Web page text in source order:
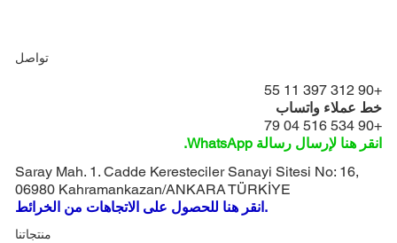
تواصل
+90 312 397 11 55
خط عملاء واتساب
+90 534 516 04 79
انقر هنا لإرسال رسالة WhatsApp.
Saray Mah. 1. Cadde Keresteciler Sanayi Sitesi No: 16,
06980 Kahramankazan/ANKARA TÜRKİYE
انقر هنا للحصول على الاتجاهات من الخرائط.
منتجاتنا